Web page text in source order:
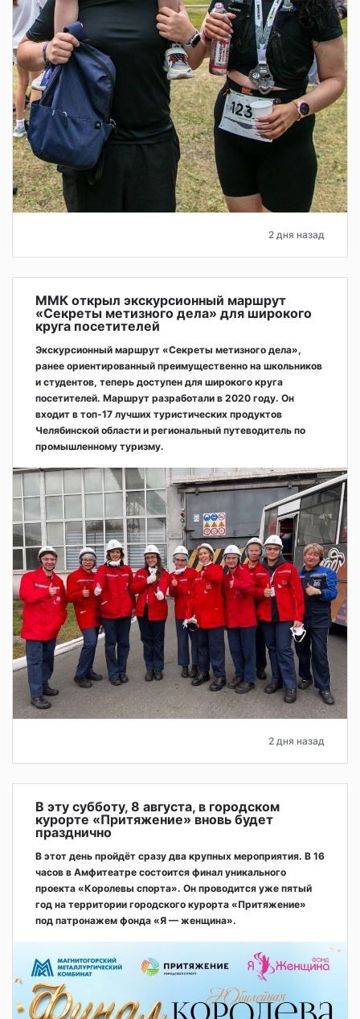
2 дня назад
ММК открыл экскурсионный маршрут
«Секреты метизного дела» для широкого
круга посетителей
Экскурсионный маршрут «Секреты метизного дела»,
ранее ориентированный преимущественно на школьников
и студентов, теперь доступен для широкого круга
посетителей. Маршрут разработали в 2020 году. Он
входит в топ-17 лучших туристических продуктов
Челябинской области и региональный путеводитель по
промышленному туризму.
2 дня назад
В эту субботу, 8 августа, в городском
курорте «Притяжение» вновь будет
празднично
В этот день пройдёт сразу два крупных мероприятия. В 16
часов в Амфитеатре состоится финал уникального
проекта «Королевы спорта». Он проводится уже пятый
год на территории городского курорта «Притяжение»
под патронажем фонда «Я — женщина».